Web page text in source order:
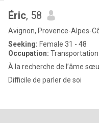
Éric, 58
Avignon, Provence-Alpes-
Seeking: Female 31 - 48
Occupation: Transportation
À la recherche de l’âme
Difficile de parler de soi